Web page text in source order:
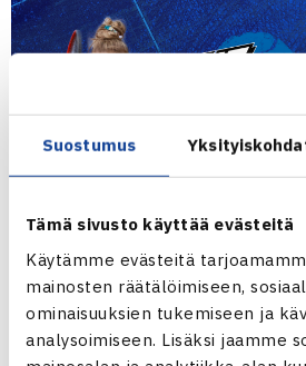
Suostumus
Tämä sivusto käyttää evästeitä
Käytämme evästeitä
mainosten räätälöimiseen,
ominaisuuksien tukemiseen ja
analysoimiseen. Lisäksi jaamme